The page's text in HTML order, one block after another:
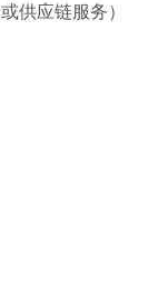
供应链服务）